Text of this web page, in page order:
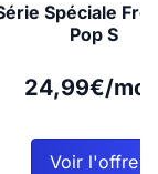
Spéciale
Pop S
24,99€/
Voir l'offre